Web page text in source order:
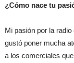
¿Cómo nace tu
Mi pasión por la
gustó poner mucha
a los comerciales